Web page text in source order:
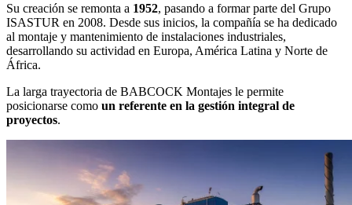
Su creación se remonta a 1952, pasando a formar parte del Grupo
ISASTUR en 2008. Desde sus inicios, la compañía se ha dedicado
al montaje y mantenimiento de instalaciones industriales,
desarrollando su actividad en Europa, América Latina y Norte de
África.
La larga trayectoria de BABCOCK Montajes le permite
posicionarse como un referente en la gestión integral de
proyectos.